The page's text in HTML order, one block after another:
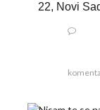
22, Novi